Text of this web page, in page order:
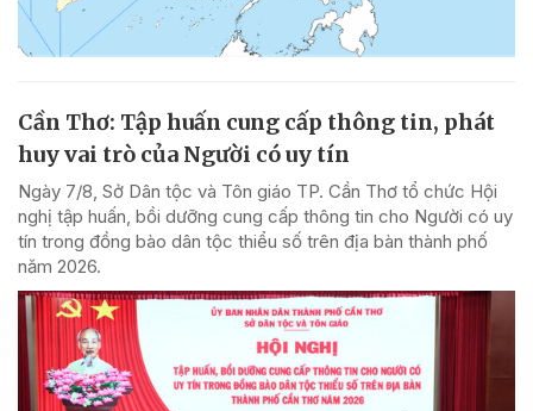
Cần Thơ: Tập huấn cung cấp thông tin, phát
huy vai trò của Người có uy tín
Ngày 7/8, Sở Dân tộc và Tôn giáo TP. Cần Thơ tổ chức Hội
nghị tập huấn, bồi dưỡng cung cấp thông tin cho Người có uy
tín trong đồng bào dân tộc thiểu số trên địa bàn thành phố
năm 2026.